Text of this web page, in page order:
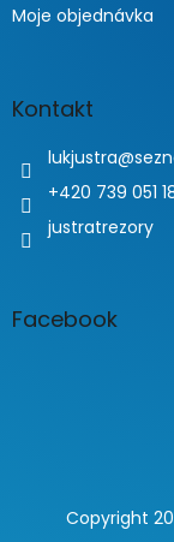
Moje objednávka
Kontakt
lukjustra@
+420 739 051
justratrezory
Facebook
Copyright